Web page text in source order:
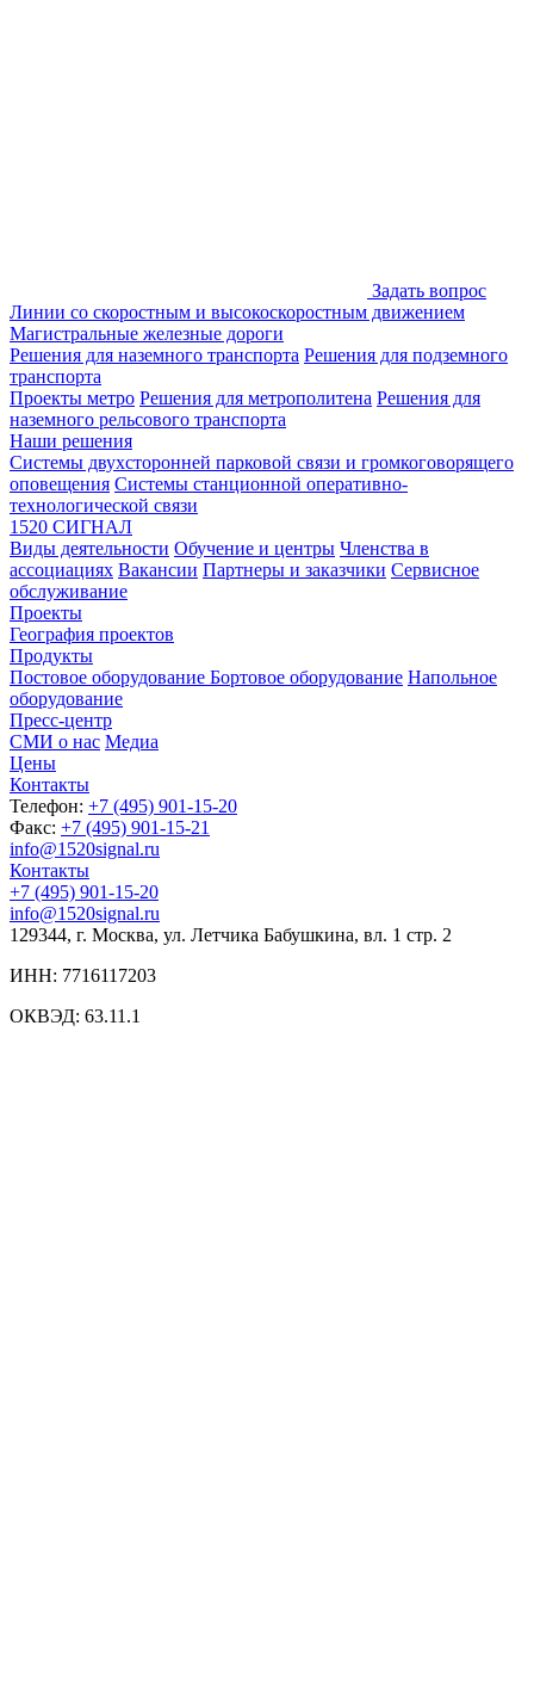
Задать вопрос
Линии со скоростным и высокоскоростным движением
Магистральные железные дороги
Решения для наземного транспорта Решения для подземного
транспорта
Проекты метро Решения для метрополитена Решения для
наземного рельсового транспорта
Наши решения
Системы двухсторонней парковой связи и громкоговорящего
оповещения Системы станционной оперативно-
технологической связи
1520 СИГНАЛ
Виды деятельности Обучение и центры Членства в
ассоциациях Вакансии Партнеры и заказчики Сервисное
обслуживание
Проекты
География проектов
Продукты
Постовое оборудование Бортовое оборудование Напольное
оборудование
Пресс-центр
СМИ о нас Медиа
Цены
Контакты
Телефон: +7 (495) 901-15-20
Факс: +7 (495) 901-15-21
info@1520signal.ru
Контакты
+7 (495) 901-15-20
info@1520signal.ru
129344, г. Москва, ул. Летчика Бабушкина, вл. 1 стр. 2
ИНН: 7716117203
ОКВЭД: 63.11.1